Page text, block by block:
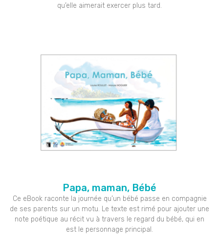
qu’elle aimerait exercer plus tard.
Papa, maman, Bébé
Ce eBook raconte la journée qu’un bébé passe en compagnie
de ses parents sur un motu. Le texte est rimé pour ajouter une
note poétique au récit vu à travers le regard du bébé, qui en
est le personnage principal.